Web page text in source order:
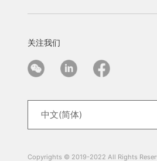
关注我们
中文(简体)
中文(简体)
English
Copyrights © 2019-2022 All Rights